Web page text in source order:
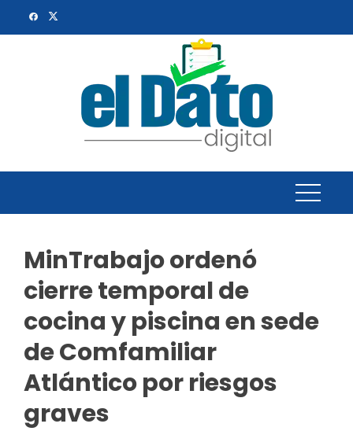
MinTrabajo ordenó
cierre temporal de
cocina y piscina en sede
de Comfamiliar
Atlántico por riesgos
graves